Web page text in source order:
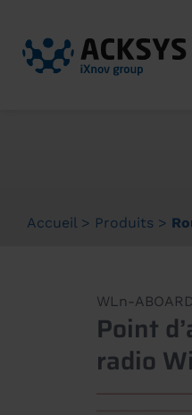
Accueil > Produits >
WLn-ABOARD
Point
radio